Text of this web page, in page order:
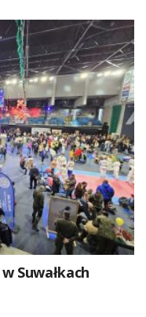
Suwałkach